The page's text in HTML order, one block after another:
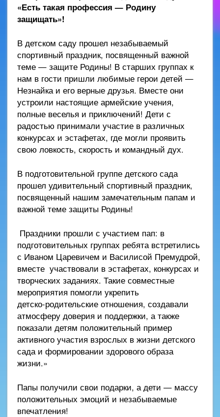
«Есть такая профессия — Родину
защищать»!
В детском саду прошел незабываемый
спортивный праздник, посвященный важной
теме — защите Родины! В старших группах к
нам в гости пришли любимые герои детей —
Незнайка и его верные друзья. Вместе они
устроили настоящие армейские учения,
полные веселья и приключений! Дети с
радостью принимали участие в различных
конкурсах и эстафетах, где могли проявить
свою ловкость, скорость и командный дух.
В подготовительной группе детского сада
прошел удивительный спортивный праздник,
посвященный нашим замечательным папам и
важной теме защиты Родины!
Праздники прошли с участием пап: в
подготовительных группах ребята встретились
с Иваном Царевичем и Василисой Премудрой,
вместе участвовали в эстафетах, конкурсах и
творческих заданиях. Такие совместные
мероприятия помогли укрепить
детско‑родительские отношения, создавали
атмосферу доверия и поддержки, а также
показали детям положительный пример
активного участия взрослых в жизни детского
сада и формировании здорового образа
жизни.»
Папы получили свои подарки, а дети — массу
положительных эмоций и незабываемые
впечатления!